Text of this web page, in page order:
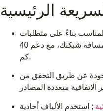
الرئيسية
بناءً على متطلبات
مسافة شبكتك، مع دعم 40G QSFP+ LR4 لما يصل إلى 10
كم.
عن طريق التحقق من
; استخدم الألياف أحادية